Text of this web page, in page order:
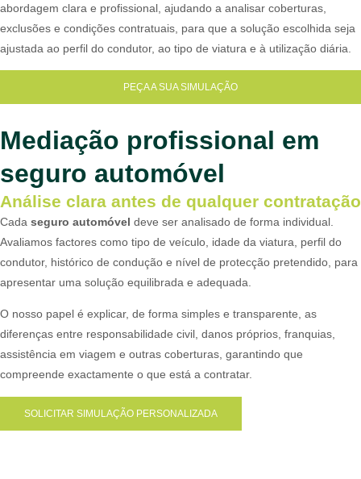
abordagem clara e profissional, ajudando a analisar coberturas,
exclusões e condições contratuais, para que a solução escolhida seja
ajustada ao perfil do condutor, ao tipo de viatura e à utilização diária.
PEÇA A SUA SIMULAÇÃO
Mediação profissional em
seguro automóvel
Análise clara antes de qualquer contratação
Cada seguro automóvel deve ser analisado de forma individual.
Avaliamos factores como tipo de veículo, idade da viatura, perfil do
condutor, histórico de condução e nível de protecção pretendido, para
apresentar uma solução equilibrada e adequada.
O nosso papel é explicar, de forma simples e transparente, as
diferenças entre responsabilidade civil, danos próprios, franquias,
assistência em viagem e outras coberturas, garantindo que
compreende exactamente o que está a contratar.
SOLICITAR SIMULAÇÃO PERSONALIZADA